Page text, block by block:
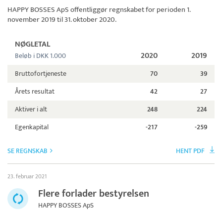
HAPPY BOSSES ApSoffentliggør regnskabet for perioden 1.
november 2019 til 31. oktober 2020.
NØGLETAL
Beløb i DKK 1.000 2020 2019
Bruttofortjeneste 70
39
Årets resultat
42
27
Aktiver i alt
248
224
Egenkapital
-217 -259
SE REGNSKAB HENT PDF
23. februar 2021
Flere forlader bestyrelsen
HAPPY BOSSES ApS